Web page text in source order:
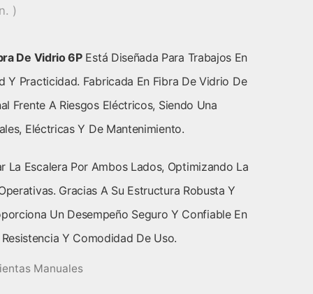
)
De Vidrio 6PEstá Diseñada Para Trabajos En
Y Practicidad. Fabricada En Fibra De Vidrio De
Frente A Riesgos Eléctricos, Siendo Una
Eléctricas Y De Mantenimiento.
La Escalera Por Ambos Lados, Optimizando La
Gracias A Su Estructura Robusta Y
Un Desempeño Seguro Y Confiable En
Y Comodidad De Uso.
Manuales